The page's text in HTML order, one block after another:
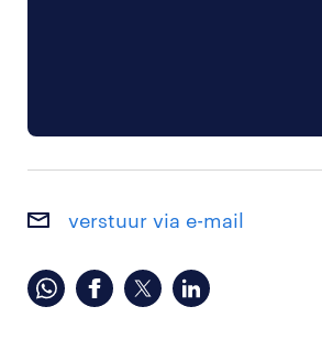
verstuur via e-mail